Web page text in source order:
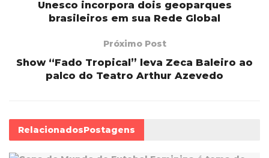
Unesco incorpora dois geoparques
brasileiros em sua Rede Global
Próximo Post
Show “Fado Tropical” leva Zeca Baleiro ao
palco do Teatro Arthur Azevedo
RelacionadosPostagens